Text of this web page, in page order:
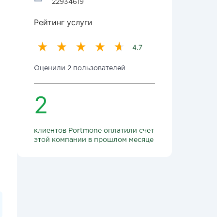
22934619
Рейтинг услуги
4.7
Оценили 2 пользователей
2
клиентов Portmone оплатили счет
этой компании в прошлом месяце